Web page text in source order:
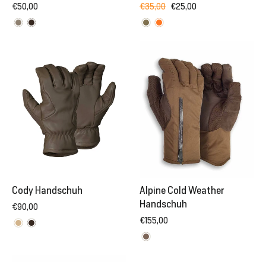
€50,00
Normaler
Preis
€35,00 Sonderpreis
€25,00
Cody Handschuh
€90,00
Alpine Cold Weather
Handschuh
€155,00